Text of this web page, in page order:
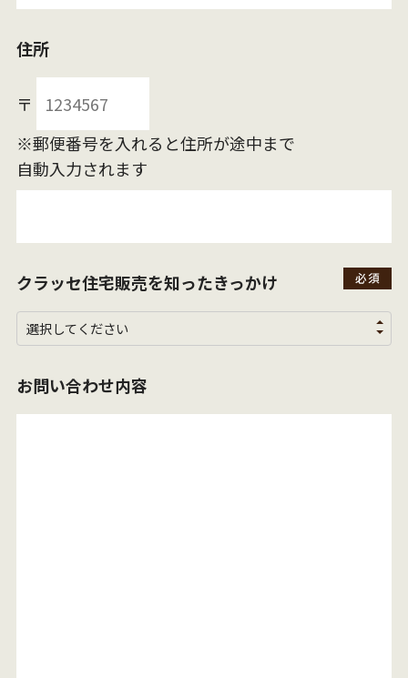
住所
〒
※郵便番号を入れると住所が途中まで
自動入力されます
クラッセ住宅販売を知ったきっかけ
お問い合わせ内容